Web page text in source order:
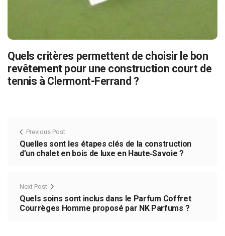
Quels critères permettent de choisir le bon
revêtement pour une construction court de
tennis à Clermont-Ferrand ?
Previous Post
Quelles sont les étapes clés de la construction
d’un chalet en bois de luxe en Haute‑Savoie ?
Next Post
Quels soins sont inclus dans le Parfum Coffret
Courrèges Homme proposé par NK Parfums ?